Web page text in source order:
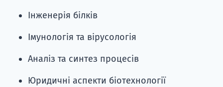
Інженерія білків
Імунологія та вірусологія
Аналіз та синтез процесів
Юридичні аспекти біотехнології